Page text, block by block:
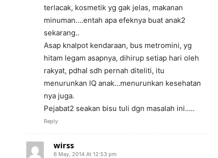
terlacak, kosmetik yg gak jelas, makanan
minuman….entah apa efeknya buat anak2
sekarang..
Asap knalpot kendaraan, bus metromini, yg
hitam legam asapnya, dihirup setiap hari oleh
rakyat, pdhal sdh pernah diteliti, itu
menurunkan IQ anak…menurunkan kesehatan
nya juga.
Pejabat2 seakan bisu tuli dgn masalah ini…..
Reply
wirss
6 May, 2014 At 12:53 pm